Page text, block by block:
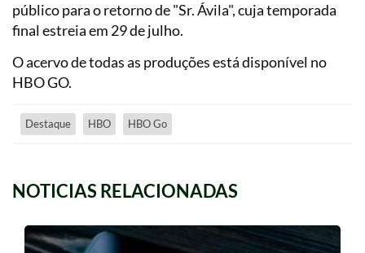
público para o retorno de "Sr. Ávila", cuja temporada
final estreia em 29 de julho.
O acervo de todas as produções está disponível no
HBO GO.
Destaque HBO HBO Go
NOTICIAS RELACIONADAS